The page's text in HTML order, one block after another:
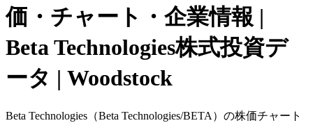
価・チャート・企業情報 |
Beta Technologies株式投資デ
ータ | Woodstock
Beta Technologies（Beta Technologies/BETA）の株価チャート